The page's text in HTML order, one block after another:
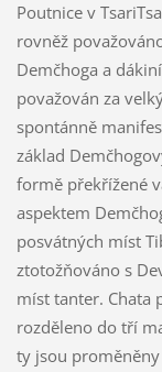
Poutnice v
rovněž
Demčhoga a
považován za
spontánně
základ
formě překřížené
aspektem
posvátných míst
ztotožňováno s
míst tanter. Chata
rozděleno do tří
ty jsou